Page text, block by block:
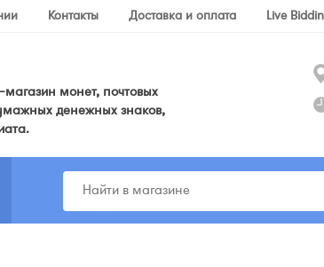
Контакты Доставка и оплата Live
монет, почтовых
денежных знаков,